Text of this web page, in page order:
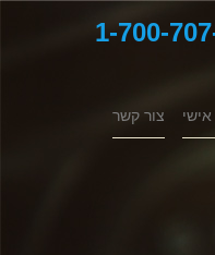
צור קשר